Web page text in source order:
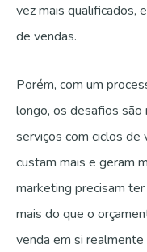
vez mais qualificados,
de vendas.
Porém, com um
longo, os desafios são
serviços com ciclos
custam mais e geram
marketing precisam
mais do que o
venda em si realmente